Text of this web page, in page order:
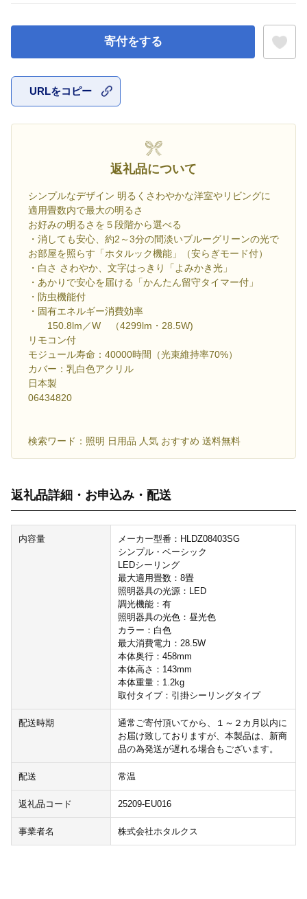
寄付をする
URLをコピー
返礼品について
シンプルなデザイン 明るくさわやかな洋室やリビングに
適用畳数内で最大の明るさ
お好みの明るさを５段階から選べる
・消しても安心、約2～3分の間淡いブルーグリーンの光で
お部屋を照らす「ホタルック機能」（安らぎモード付）
・白さ さわやか、文字はっきり「よみかき光」
・あかりで安心を届ける「かんたん留守タイマー付」
・防虫機能付
・固有エネルギー消費効率
150.8lm／W （4299lm・28.5W)
リモコン付
モジュール寿命：40000時間（光束維持率70%）
カバー：乳白色アクリル
日本製
06434820
検索ワード：照明 日用品 人気 おすすめ 送料無料
返礼品詳細・お申込み・配送
内容量
メーカー型番：HLDZ08403SG
シンプル・ベーシック
LEDシーリング
最大適用畳数：8畳
照明器具の光源：LED
調光機能：有
照明器具の光色：昼光色
カラー：白色
最大消費電力：28.5W
本体奥行：458mm
本体高さ：143mm
本体重量：1.2kg
取付タイプ：引掛シーリングタイプ
配送時期
通常ご寄付頂いてから、１～２カ月以内に
お届け致しておりますが、本製品は、新商
品の為発送が遅れる場合もございます。
配送 常温
返礼品コード 25209-EU016
事業者名 株式会社ホタルクス